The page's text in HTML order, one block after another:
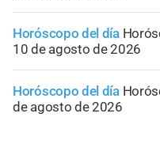
Horóscopo del día
10 de agosto de 2026
Horóscopo del día
de agosto de 2026